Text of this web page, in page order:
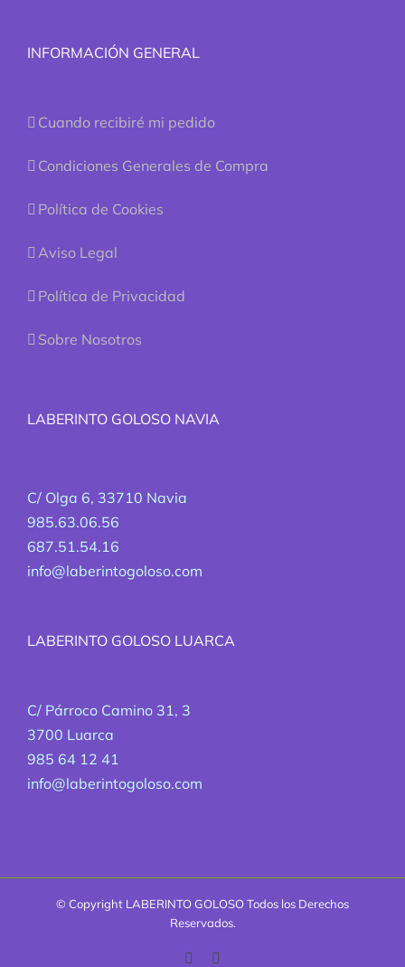
INFORMACIÓN GENERAL
Cuando recibiré mi pedido
Condiciones Generales de Compra
Política de Cookies
Aviso Legal
Política de Privacidad
Sobre Nosotros
LABERINTO GOLOSO NAVIA
C/ Olga 6, 33710 Navia
985.63.06.56
687.51.54.16
info@laberintogoloso.com
LABERINTO GOLOSO LUARCA
C/ Párroco Camino 31, 3
3700 Luarca
985 64 12 41
info@laberintogoloso.com
© Copyright LABERINTO GOLOSO Todos los Derechos
Reservados.
Facebook